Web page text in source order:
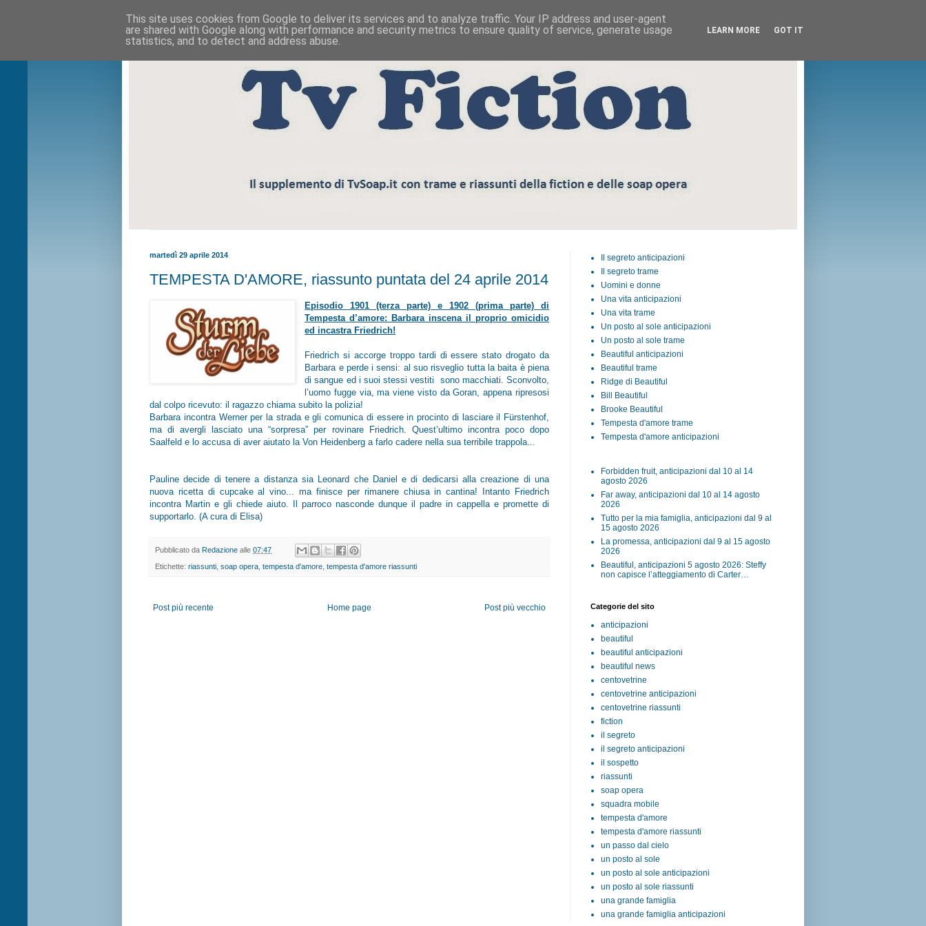
martedì 29 aprile 2014
TEMPESTA D'AMORE, riassunto puntata del 24 aprile 2014
Episodio 1901 (terza parte) e 1902 (prima parte) di
Tempesta d’amore: Barbara inscena il proprio omicidio
ed incastra Friedrich!
Friedrich si accorge troppo tardi di essere stato drogato da
Barbara e perde i sensi: al suo risveglio tutta la baita è piena
di sangue ed i suoi stessi vestiti sono macchiati. Sconvolto,
l’uomo fugge via, ma viene visto da Goran, appena ripresosi
dal colpo ricevuto: il ragazzo chiama subito la polizia!
Barbara incontra Werner per la strada e gli comunica di essere in procinto di lasciare il Fürstenhof,
ma di avergli lasciato una “sorpresa” per rovinare Friedrich. Quest’ultimo incontra poco dopo
Saalfeld e lo accusa di aver aiutato la Von Heidenberg a farlo cadere nella sua terribile trappola...
Pauline decide di tenere a distanza sia Leonard che Daniel e di dedicarsi alla creazione di una
nuova ricetta di cupcake al vino... ma finisce per rimanere chiusa in cantina! Intanto Friedrich
incontra Martin e gli chiede aiuto. Il parroco nasconde dunque il padre in cappella e promette di
supportarlo. (A cura di Elisa)
Pubblicato da Redazione alle 07:47
Etichette: riassunti soap opera tempesta d'amore tempesta d'amore riassunti
Post più recente Post più vecchio
Home page
Il segreto anticipazioni
Il segreto trame
Uomini e donne
Una vita anticipazioni
Una vita trame
Un posto al sole anticipazioni
Un posto al sole trame
Beautiful anticipazioni
Beautiful trame
Ridge di Beautiful
Bill Beautiful
Brooke Beautiful
Tempesta d'amore trame
Tempesta d'amore anticipazioni
Forbidden fruit, anticipazioni dal 10 al 14
agosto 2026
Far away, anticipazioni dal 10 al 14 agosto
2026
Tutto per la mia famiglia, anticipazioni dal 9 al
15 agosto 2026
La promessa, anticipazioni dal 9 al 15 agosto
2026
Beautiful, anticipazioni 5 agosto 2026: Steffy
non capisce l’atteggiamento di Carter…
Categorie del sito
anticipazioni
beautiful
beautiful anticipazioni
beautiful news
centovetrine
centovetrine anticipazioni
centovetrine riassunti
fiction
il segreto
il segreto anticipazioni
il sospetto
riassunti
soap opera
squadra mobile
tempesta d'amore
tempesta d'amore riassunti
un passo dal cielo
un posto al sole
un posto al sole anticipazioni
un posto al sole riassunti
una grande famiglia
una grande famiglia anticipazioni
This site uses cookies from Google to deliver its services and to analyze traffic. Your IP address and user-agent
are shared with Google along with performance and security metrics to ensure quality of service, generate usage
statistics, and to detect and address abuse.
LEARN MORE GOT IT